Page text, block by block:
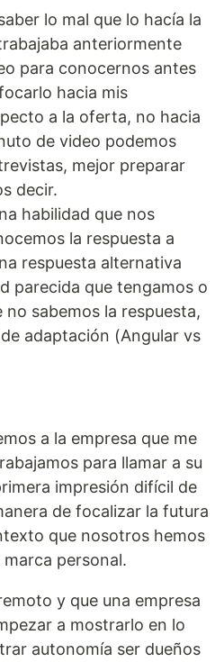
lo mal que lo hacía la
anteriormente
para conocernos antes
hacia mis
a la oferta, no hacia
de video podemos
mejor preparar
decir.
habilidad que nos
la respuesta a
respuesta alternativa
parecida que tengamos o
no sabemos la respuesta,
adaptación (Angular vs
a la empresa que me
para llamar a su
impresión difícil de
de focalizar la futura
que nosotros hemos
personal.
y que una empresa
a mostrarlo en lo
autonomía ser dueños